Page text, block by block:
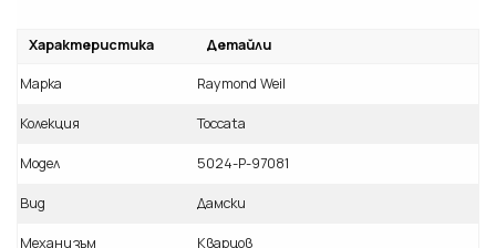
Характеристика Детайли
Марка Raymond Weil
Колекция Toccata
Модел 5024-P-97081
Вид Дамски
Механизъм Кварцов